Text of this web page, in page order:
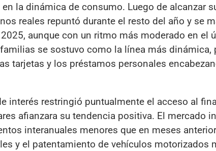
la dinámica de consumo. Luego de alcanzar
reales repuntó durante el resto del año y se
aunque con un ritmo más moderado en el
se sostuvo como la línea más dinámica,
tarjetas y los préstamos personales
interés restringió puntualmente el acceso al
afianzara su tendencia positiva. El mercado
interanuales menores que en meses
y el patentamiento de vehículos motorizados